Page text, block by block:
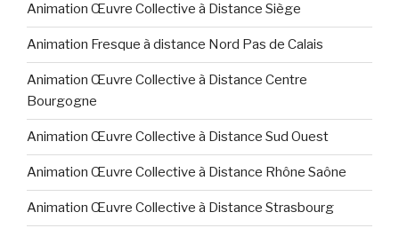
Animation Œuvre Collective à Distance Siège
Animation Fresque à distance Nord Pas de Calais
Animation Œuvre Collective à Distance Centre
Bourgogne
Animation Œuvre Collective à Distance Sud Ouest
Animation Œuvre Collective à Distance Rhône Saône
Animation Œuvre Collective à Distance Strasbourg